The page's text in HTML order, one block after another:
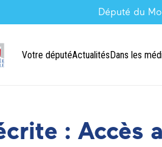
Député du
Votre députéActualitésDans les
: Accès